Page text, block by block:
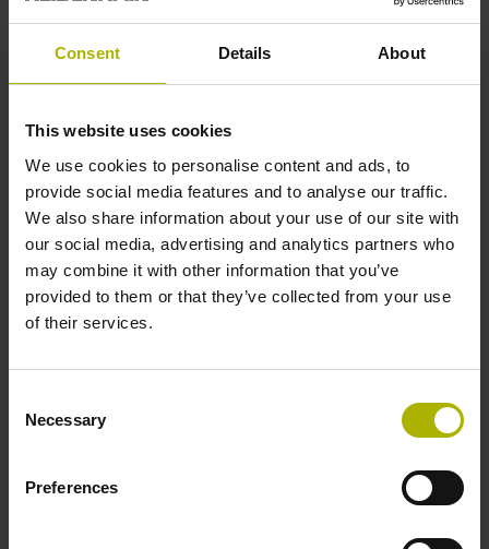
Consent Details About
This website uses cookies
We use cookies to personalise content and ads, to
provide social media features and to analyse our traffic.
We also share information about your use of our site with
our social media, advertising and analytics partners who
may combine it with other information that you’ve
provided to them or that they’ve collected from your use
of their services.
Selection
Necessary
Preferences
De tout petits pas de mesure pour une précision
maximale : le codeur angulaire ERP 1080 Dplus
fonctionne selon le principe de balayage interférentiel. La
mesure est matérialisée par un réseau de phases qui est
déposé sur un support en verre.
De très petites périodes de signal vont généralement de
pair avec de très faibles tolérances de montage pour la
mesure. Grâce aux 4 fenêtres de balayage de son anneau,
se monte rapidement, avec un simple